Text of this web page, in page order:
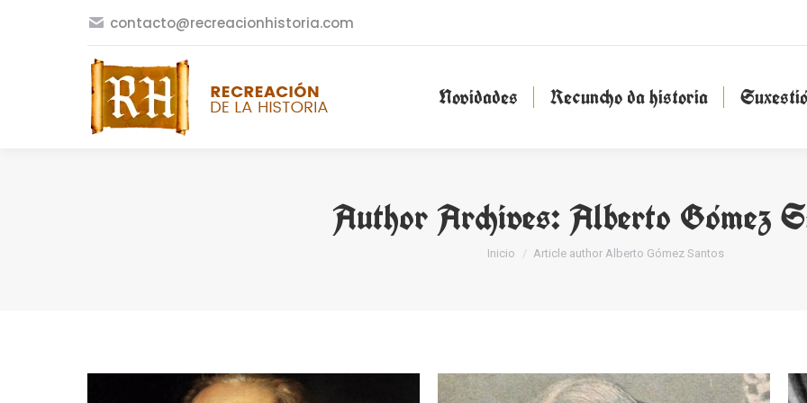
contacto@recreacionhistoria.com
Novidades Recuncho da historia
Author Archives:Alberto Gómez
You are here:
Inicio Article author Alberto Gómez Santos
Novidades Recuncho da historia